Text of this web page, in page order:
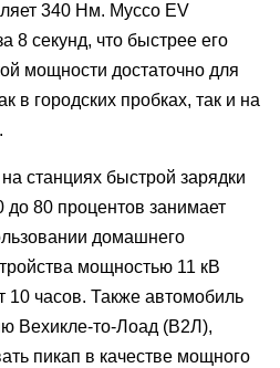
340 Нм. Муссо EV
8 секунд, что быстрее его
мощности достаточно для
в городских пробках, так и на
станциях быстрой зарядки
до 80 процентов занимает
домашнего
мощностью 11 кВ
10 часов. Также автомобиль
Вехикле-то-Лоад (В2Л),
пикап в качестве мощного